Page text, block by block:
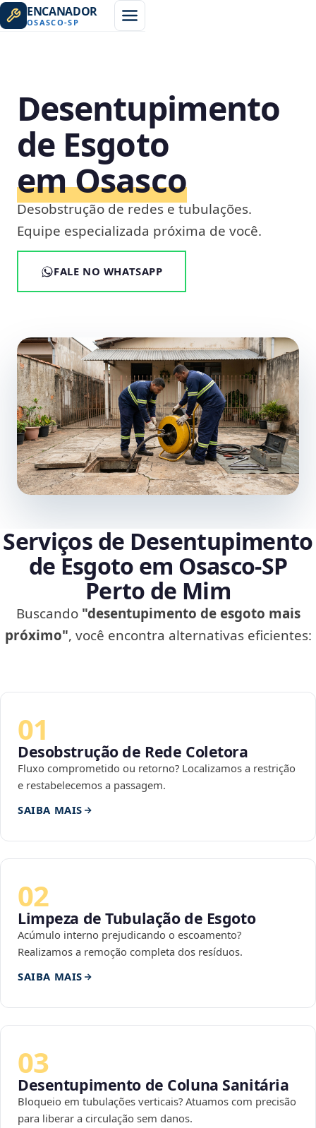
ENCANADOR
OSASCO-SP
Desentupimento
de Esgoto
em Osasco
Desobstrução de redes e tubulações.
Equipe especializada próxima de você.
FALE NO WHATSAPP
Serviços de Desentupimento
de Esgoto em Osasco‑SP
Perto de Mim
Buscando "desentupimento de esgoto mais
próximo", você encontra alternativas eficientes:
01
Desobstrução de Rede Coletora
Fluxo comprometido ou retorno? Localizamos a restrição
e restabelecemos a passagem.
SAIBA MAIS
02
Limpeza de Tubulação de Esgoto
Acúmulo interno prejudicando o escoamento?
Realizamos a remoção completa dos resíduos.
SAIBA MAIS
03
Desentupimento de Coluna Sanitária
Bloqueio em tubulações verticais? Atuamos com precisão
para liberar a circulação sem danos.